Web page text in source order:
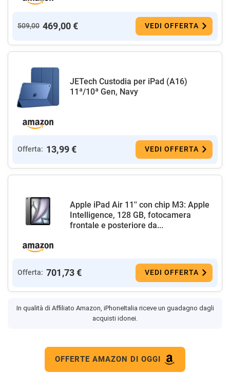
509,00 469,00 € VEDI OFFERTA
JETech Custodia per iPad (A16)
11ª/10ª Gen, Navy
Offerta: 13,99 € VEDI OFFERTA
Apple iPad Air 11'' con chip M3: Apple
Intelligence, 128 GB, fotocamera
frontale e posteriore da...
Offerta: 701,73 € VEDI OFFERTA
In qualità di Affiliato Amazon, iPhoneItalia riceve un guadagno dagli
acquisti idonei.
OFFERTE AMAZON DI OGGI